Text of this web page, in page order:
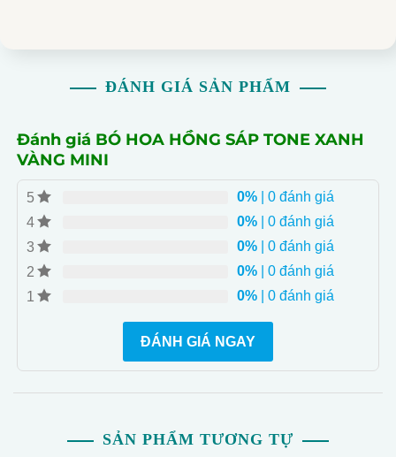
ĐÁNH GIÁ SẢN PHẨM
Đánh giá BÓ HOA HỒNG SÁP TONE XANH
VÀNG MINI
5 0%| 0 đánh giá
4
0%| 0 đánh giá
3
0%| 0 đánh giá
2
0%| 0 đánh giá
1
0%| 0 đánh giá
ĐÁNH GIÁ NGAY
SẢN PHẨM TƯƠNG TỰ